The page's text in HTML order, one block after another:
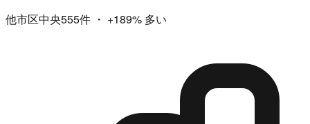
他市区中央555件 ・ +189% 多い